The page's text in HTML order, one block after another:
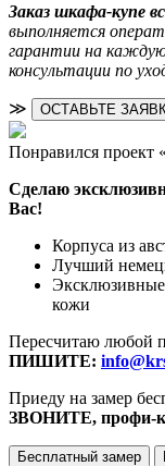
Заказ шкафа-купе
выполняется
гарантии на
консультации по
≫ ОСТАВЬТЕ
Понравился проект
Сделаю
Вас!
Корпуса из
Лучший
Эксклюзивные
кожи
Пересчитаю любой
ПИШИТЕ:
Приеду на замер
ЗВОНИТЕ, профи-
Бесплатный замер